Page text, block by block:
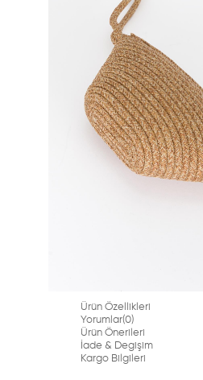
Ürün Özellikleri
Yorumlar(0)
Ürün Önerileri
İade & Degişim
Kargo Bilgileri